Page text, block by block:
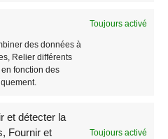
Toujours activé
des données à
Relier différents
fonction des
et détecter la
Fournir et
Toujours activé
de panneau akilux
sécurisé
nous !
du site